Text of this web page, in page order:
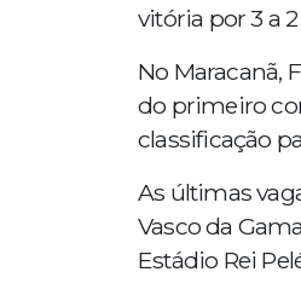
vitória por 3 a
No Maracanã,
do primeiro
classificação
As últimas
Vasco da
Estádio Rei